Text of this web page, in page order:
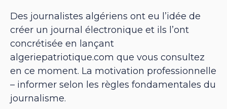
Des journalistes algériens ont eu l’idée de
créer un journal électronique et ils l’ont
concrétisée en lançant
algeriepatriotique.com que vous consultez
en ce moment. La motivation professionnelle
– informer selon les règles fondamentales du
journalisme.